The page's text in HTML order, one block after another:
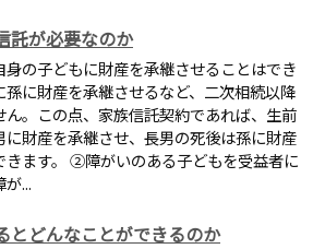
託が必要なのか
の子どもに財産を承継させることはでき
孫に財産を承継させるなど、二次相続以降
。この点、家族信託契約であれば、生前
に財産を承継させ、長男の死後は孫に財産
きます。 ②障がいのある子どもを受益者に
...
とどんなことができるのか